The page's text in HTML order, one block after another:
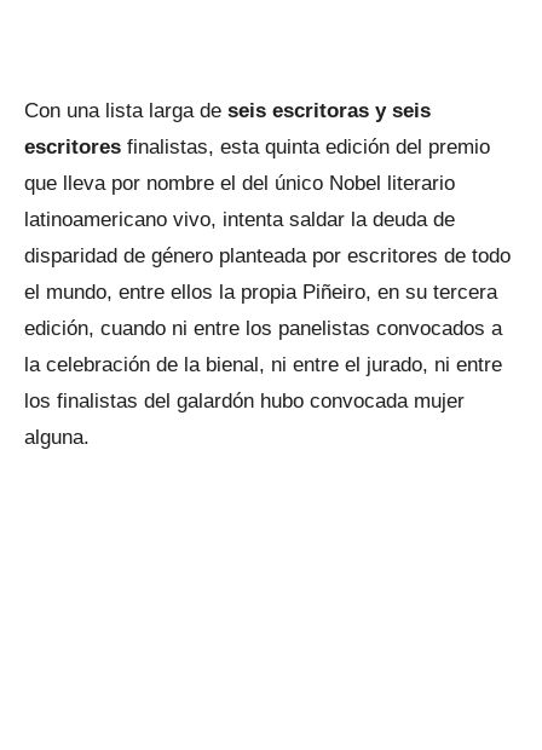
Con una lista larga de seis escritoras y seis
escritores finalistas, esta quinta edición del premio
que lleva por nombre el del único Nobel literario
latinoamericano vivo, intenta saldar la deuda de
disparidad de género planteada por escritores de todo
el mundo, entre ellos la propia Piñeiro, en su tercera
edición, cuando ni entre los panelistas convocados a
la celebración de la bienal, ni entre el jurado, ni entre
los finalistas del galardón hubo convocada mujer
alguna.